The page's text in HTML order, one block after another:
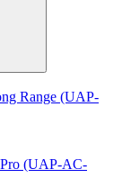
Range (UAP-